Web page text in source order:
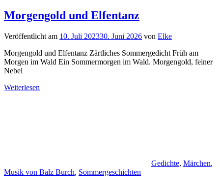
Morgengold und Elfentanz
Veröffentlicht am 10. Juli 202330. Juni 2026 von Elke
Morgengold und Elfentanz Zärtliches Sommergedicht Früh am
Morgen im Wald Ein Sommermorgen im Wald. Morgengold, feiner
Nebel
Weiterlesen
Gedichte, Märchen,
Musik von Balz Burch, Sommergeschichten